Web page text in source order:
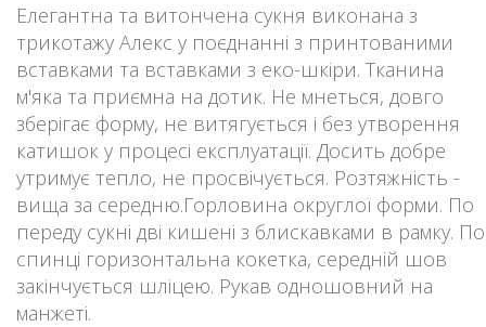
Елегантна та витончена сукня виконана з
трикотажу Алекс у поєднанні з принтованими
вставками та вставками з еко-шкіри. Тканина
м'яка та приємна на дотик. Не мнеться, довго
зберігає форму, не витягується і без утворення
катишок у процесі експлуатації. Досить добре
утримує тепло, не просвічується. Розтяжність -
вища за середню.Горловина округлої форми. По
переду сукні дві кишені з блискавками в рамку. По
спинці горизонтальна кокетка, середній шов
закінчується шліцею. Рукав одношовний на
манжеті.